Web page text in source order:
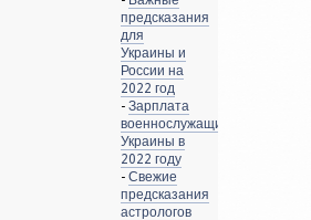
предсказания
для
Украины и
России на
2022 год
- Зарплата
военнослужащих
Украины в
2022 году
- Свежие
предсказания
астрологов